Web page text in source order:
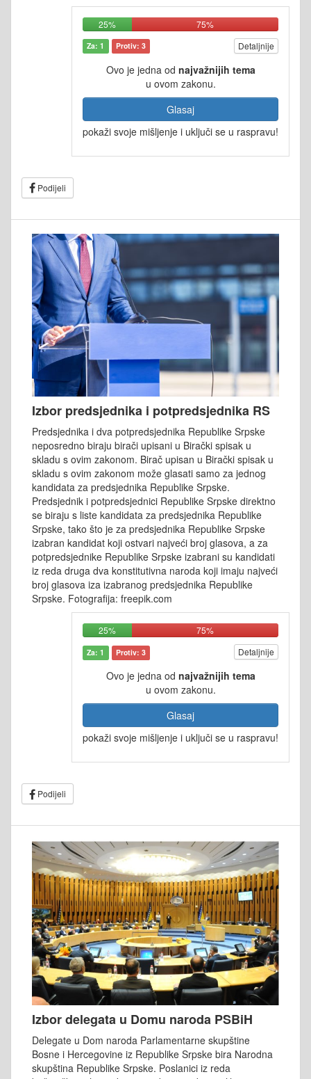
25% 75%
Za: 1 Protiv: 3 Detaljnije
Ovo je jedna od najvažnijih tema
u ovom zakonu.
Glasaj
pokaži svoje mišljenje i uključi se u raspravu!
Podijeli
Izbor predsjednika i potpredsjednika RS
Predsjednika i dva potpredsjednika Republike Srpske
neposredno biraju birači upisani u Birački spisak u
skladu s ovim zakonom. Birač upisan u Birački spisak u
skladu s ovim zakonom može glasati samo za jednog
kandidata za predsjednika Republike Srpske.
Predsjednik i potpredsjednici Republike Srpske direktno
se biraju s liste kandidata za predsjednika Republike
Srpske, tako što je za predsjednika Republike Srpske
izabran kandidat koji ostvari najveći broj glasova, a za
potpredsjednike Republike Srpske izabrani su kandidati
iz reda druga dva konstitutivna naroda koji imaju najveći
broj glasova iza izabranog predsjednika Republike
Srpske. Fotografija: freepik.com
25% 75%
Za: 1 Protiv: 3 Detaljnije
Ovo je jedna od najvažnijih tema
u ovom zakonu.
Glasaj
pokaži svoje mišljenje i uključi se u raspravu!
Podijeli
Izbor delegata u Domu naroda PSBiH
Delegate u Dom naroda Parlamentarne skupštine
Bosne i Hercegovine iz Republike Srpske bira Narodna
skupština Republike Srpske. Poslanici iz reda